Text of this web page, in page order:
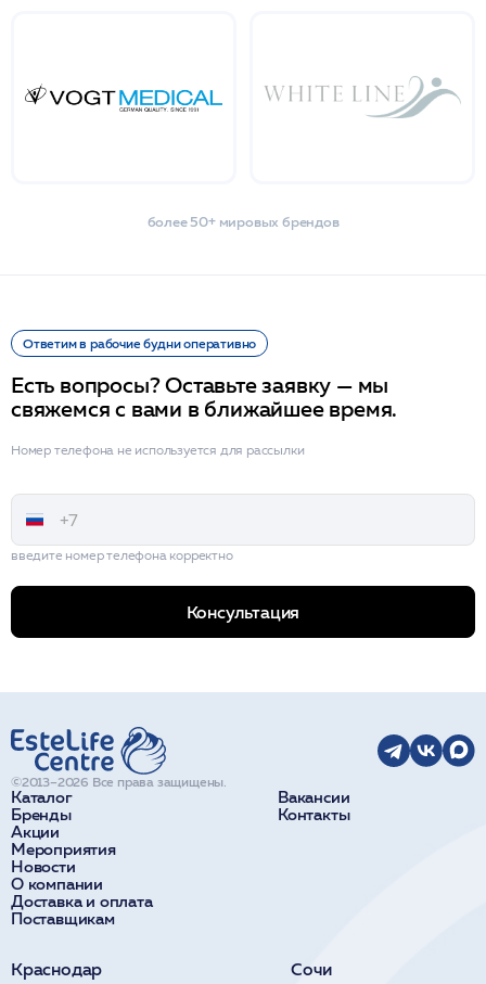
более 50+ мировых брендов
Ответим в рабочие будни оперативно
Есть вопросы? Оставьте заявку — мы
свяжемся с вами в ближайшее время.
Номер телефона не используется для рассылки
введите номер телефона корректно
Консультация
Каталог
Бренды
Акции
Мероприятия
Новости
О компании
Доставка и оплата
Поставщикам
Вакансии
Контакты
©2013–2026 Все права защищены.
Краснодар Сочи